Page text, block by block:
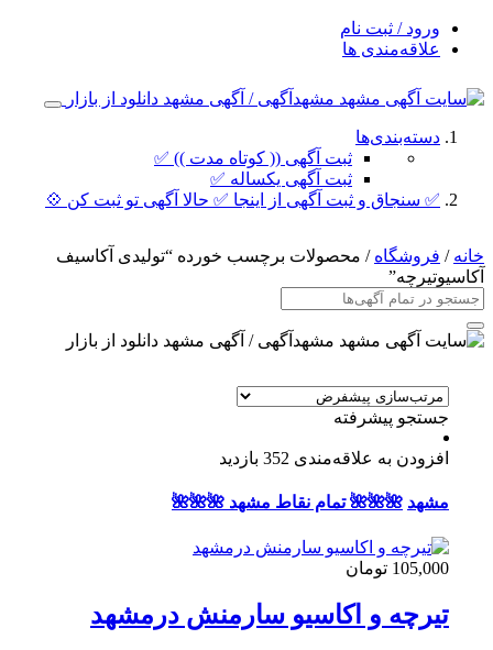
ورود / ثبت نام
علاقه‌مندی ها
دسته‌بندی‌ها
ثبت آگهی (( کوتاه مدت )) ✅
ثبت آگهی یکساله ✅
✅ سنجاق و ثبت آگهی از اینجا ✅ حالا آگهی تو ثبت کن 💠
خانه / فروشگاه / محصولات برچسب خورده “تولیدی آکاسیف
آکاسیوتیرچه”
جستجو پیشرفته
افزودن به علاقه‌مندی 352 بازدید
مشهد 🌺🌺🌺 تمام نقاط مشهد 🌺🌺🌺
105,000 تومان
تیرچه و اکاسیو سارمنش درمشهد